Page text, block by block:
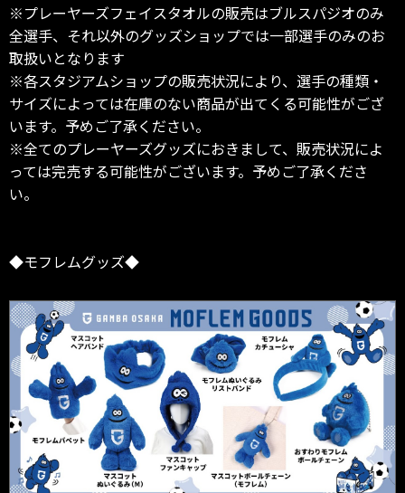
※プレーヤーズフェイスタオルの販売はブルスパジオのみ
全選手、それ以外のグッズショップでは一部選手のみのお
取扱いとなります
※各スタジアムショップの販売状況により、選手の種類・
サイズによっては在庫のない商品が出てくる可能性がござ
います。予めご了承ください。
※全てのプレーヤーズグッズにおきまして、販売状況によ
っては完売する可能性がございます。予めご了承くださ
い。
◆モフレムグッズ◆